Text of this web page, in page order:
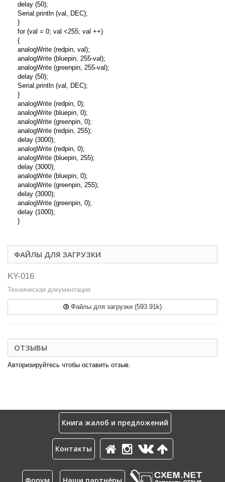
delay (50);
Serial.println (val, DEC);
}
for (val = 0; val <255; val ++)
{
analogWrite (redpin, val);
analogWrite (bluepin, 255-val);
analogWrite (greenpin, 255-val);
delay (50);
Serial.println (val, DEC);
}
analogWrite (redpin, 0);
analogWrite (bluepin, 0);
analogWrite (greenpin, 0);
analogWrite (redpin, 255);
delay (3000);
analogWrite (redpin, 0);
analogWrite (bluepin, 255);
delay (3000);
analogWrite (bluepin, 0);
analogWrite (greenpin, 255);
delay (3000);
analogWrite (greenpin, 0);
delay (1000);
}
ФАЙЛЫ ДЛЯ ЗАГРУЗКИ
KY-016
Техническая документация
Файлы для загрузки (593.91k)
ОТЗЫВЫ
Авторизируйтесь чтобы оставить отзыв.
Книга жалоб и предложений
Контакты